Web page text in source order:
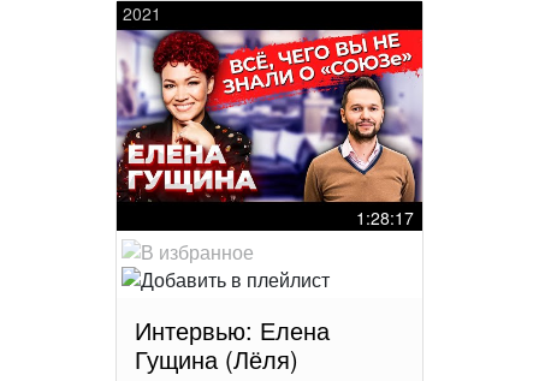
2021
1:28:17
Интервью: Елена
Гущина (Лёля)